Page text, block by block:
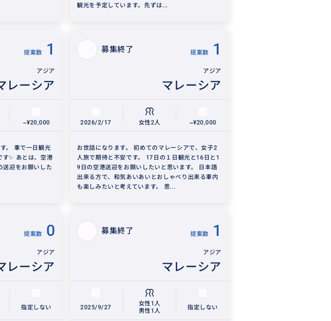
観光を予定しています。先ずは...
提案数 1
アジア
レーシア
~¥20,000
。 車で一日観光
す✨ あとは、空港
迎をお願いした
募集終了 提案数 1
アジア
マレーシア
2026/2/17 女性2人 ~¥20,000
お世話になります。 初めてのマレーシアで、女子2
人旅で期待と不安です。 17日の１日観光と16日と1
9日の空港送迎をお願いしたいと思います。 日本語
出来る方で、和気あいあいとおしゃべり出来る車内
も楽しみたいと考えています。 思...
提案数 0
アジア
レーシア
指定しない
募集終了 提案数 1
アジア
マレーシア
2025/9/27
女性1人
男性1人
指定しない